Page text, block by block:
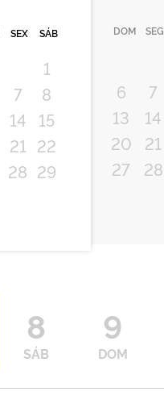
SEX SÁB
1
7
8
14
15
21 22
28 29
DOM SEG
6
7
13
14
20
21
27
28
8
SÁB
9
DOM